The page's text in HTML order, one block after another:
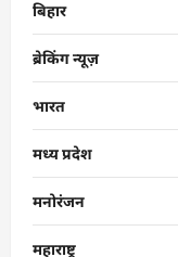
बिहार
ब्रेकिंग न्यूज़
भारत
मध्य प्रदेश
मनोरंजन
महाराष्ट्र